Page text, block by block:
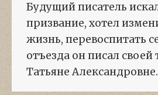
Будущий писатель
призвание, хотел
жизнь, перевоспитать
отъезда он писал своей
Татьяне